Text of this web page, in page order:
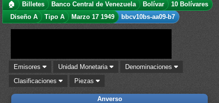
🏠 Billetes Banco Central de Venezuela Bolívar
10 Bolívares
Diseño A
Tipo A Marzo 17 1949 bbcv10bs-aa09-b7
Emisores Unidad Monetaria
Denominaciones
Clasificaciones
Piezas
Anverso